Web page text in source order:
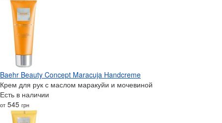
Baehr Beauty Concept Maracuja Handcreme
Крем для рук с маслом маракуйи и мочевиной
Есть в наличии
от 545 грн